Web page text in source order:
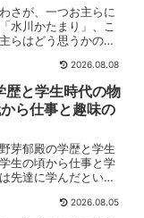
さが、一つお主らに
水川かたまり」、こ
らはどう思うかの
2026.08.08
歴と学生時代の物
ら仕事と趣味の
芽郁殿の学歴と学生
生の頃から仕事と学
先達に学んだとい
2026.08.05